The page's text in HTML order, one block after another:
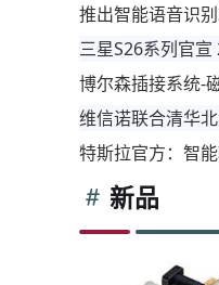
推出智能语音识
伦」要降低产品
三星S26系列官
片重构旗舰格局
博尔森插接系统-
快速安装
维信诺联合清华
性存算芯片 填补
特斯拉官方：智
于人工智能而非传
新品